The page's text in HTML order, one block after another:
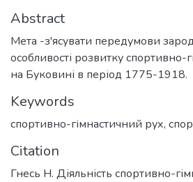
Abstract
Мета -з'ясувати передумови
особливості розвитку спортивно-
на Буковині в період 1775-1918.
Keywords
спортивно-гімнастичний рух,
Citation
Гнесь Н. Діяльність спортивно-